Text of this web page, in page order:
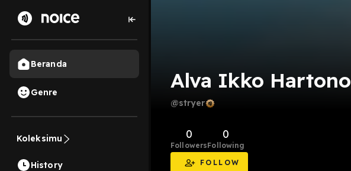
Beranda
Genre
Koleksimu
History
Alva Ikko Hartono
@stryer
0
Followers
0
Following
FOLLOW